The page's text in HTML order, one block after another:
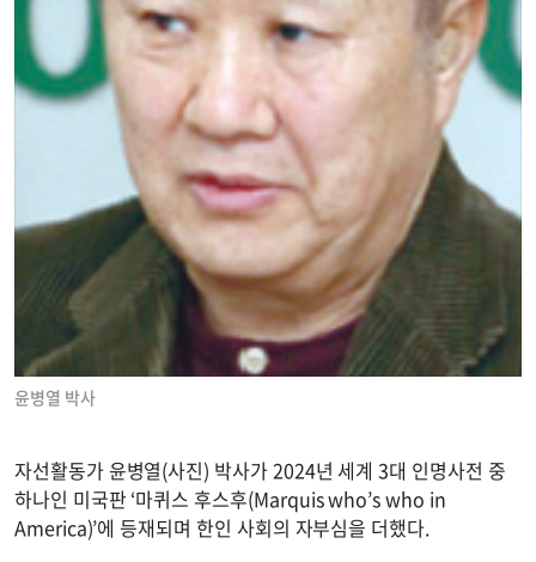
윤병열 박사
자선활동가 윤병열(사진) 박사가 2024년 세계 3대 인명사전 중
하나인 미국판 ‘마퀴스 후스후(Marquis who’s who in
America)’에 등재되며 한인 사회의 자부심을 더했다.